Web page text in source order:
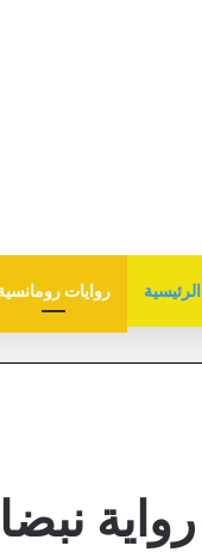
الرئيسية روايات
رواية